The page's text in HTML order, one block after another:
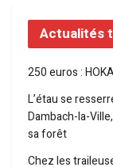
Actualités
250 euros :
L’étau se
Dambach-la-
sa forêt
Chez les